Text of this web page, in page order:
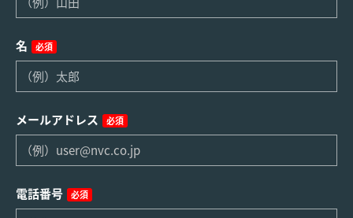
名 必須
メールアドレス 必須
電話番号 必須